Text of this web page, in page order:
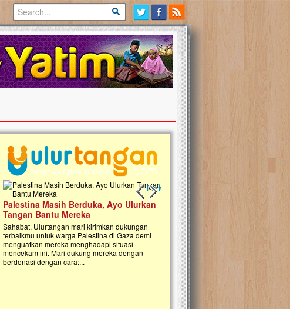
Previous slide
Next slide
Palestina Masih Berduka, Ayo Ulurkan
Tangan Bantu Mereka
Sahabat, Ulurtangan mari kirimkan dukungan
terbaikmu untuk warga Palestina di Gaza demi
menguatkan mereka menghadapi situasi
mencekam ini. Mari dukung mereka dengan
berdonasi dengan cara:...
Open Donasi Wakaf
Rumah Qur'an & TK Islam
Najjah di Jonggol
Saat ini, Ulurtangan bersama Yayasan
Najjahtul Islam Jonggol sedang merintis
pembangunan Rumah Qur’an dan
kanak Islam Terpadu (TKIT) An Najjah
Gedung Majelis Taklim di Jonggol,...